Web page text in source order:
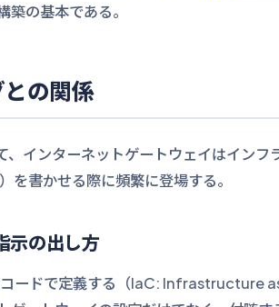
の基本である。
の関係
、インターネットゲートウェイはイン
書かせる際に頻繁に登場する。
示の出し方
ードで定義する（IaC: Infrastructure